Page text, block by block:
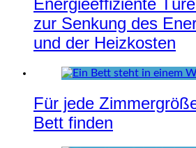
Energieeffiziente
zur Senkung des
und der Heizkosten
Für jede
Bett finden